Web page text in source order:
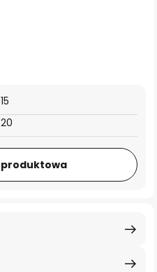
20
15
produktowa